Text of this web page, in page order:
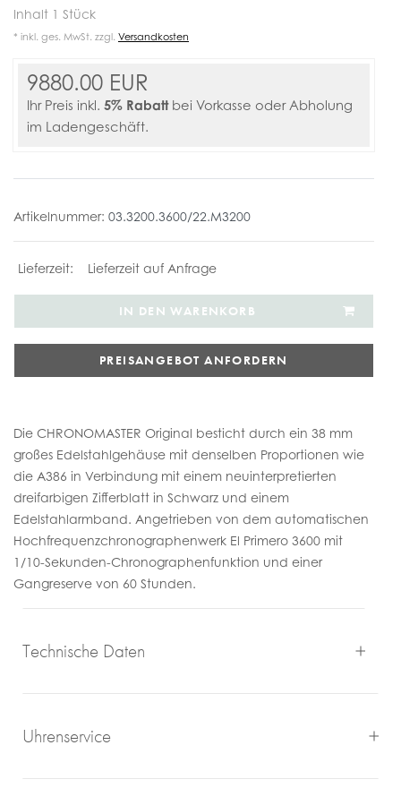
Inhalt 1 Stück
* inkl. ges. MwSt. zzgl. Versandkosten
9880.00 EUR
Ihr Preis inkl. 5% Rabattbei Vorkasse oder Abholung
im Ladengeschäft.
Artikelnummer: 03.3200.3600/22.M3200
Lieferzeit auf Anfrage
IN DEN WARENKORB
PREISANGEBOT ANFORDERN
Die CHRONOMASTER Original besticht durch ein 38 mm
großes Edelstahlgehäuse mit denselben Proportionen wie
die A386 in Verbindung mit einem neuinterpretierten
dreifarbigen Zifferblatt in Schwarz und einem
Edelstahlarmband. Angetrieben von dem automatischen
Hochfrequenzchronographenwerk El Primero 3600 mit
1/10-Sekunden-Chronographenfunktion und einer
Gangreserve von 60 Stunden.
Technische Daten
Uhrenservice